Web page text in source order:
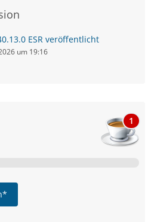
ESR veröffentlicht
um 19:16
1